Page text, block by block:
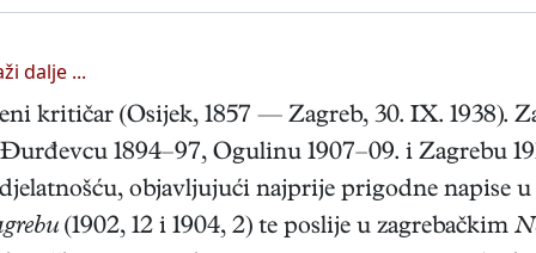
dalje ...
kritičar (Osijek, 1857 — Zagreb, 30. IX. 1938).
1894–97, Ogulinu 1907–09. i Zagrebu
objavljujući najprije prigodne napise u
(1902, 12 i 1904, 2) te poslije u zagrebačkim